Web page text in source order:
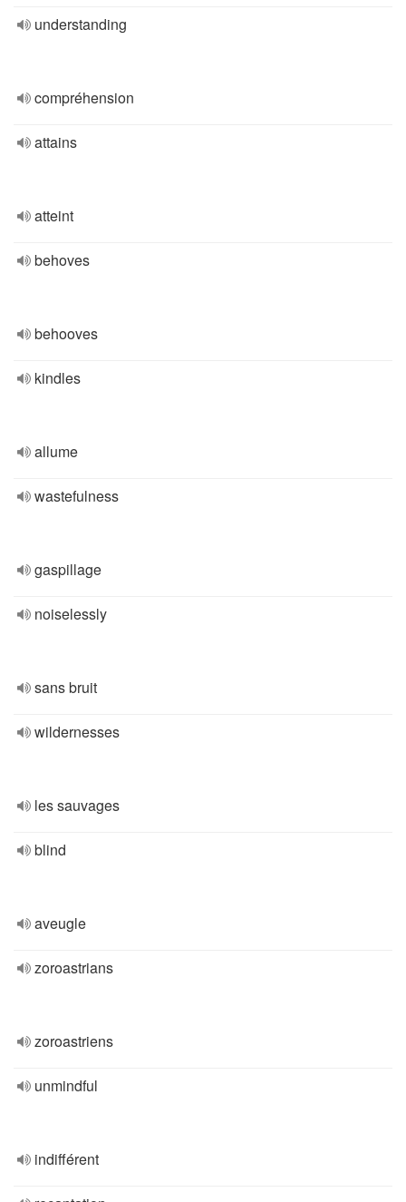
understanding
compréhension
attains
atteint
behoves
behooves
kindles
allume
wastefulness
gaspillage
noiselessly
sans bruit
wildernesses
les sauvages
blind
aveugle
zoroastrians
zoroastriens
unmindful
indifférent